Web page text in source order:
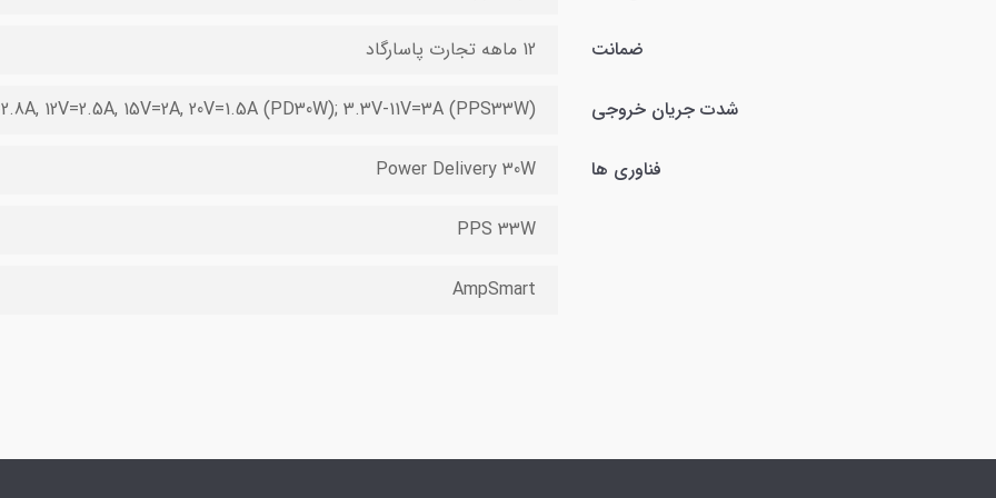
ضمانت 12 ماهه تجارت پاسارگاد
شدت جریان خروجی 12V=2.5A, 15V=2A, 20V=1.5A (PD30W); 3.3V-11V=3A (PPS33W)
فناوری ها Power Delivery 30W
PPS 33W
AmpSmart